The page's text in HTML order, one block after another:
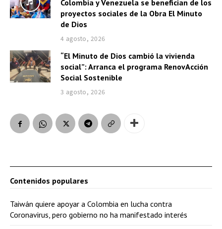
Colombia y Venezuela se benefician de los
proyectos sociales de la Obra El Minuto
de Dios
4 agosto, 2026
“El Minuto de Dios cambió la vivienda
social”: Arranca el programa RenovAcción
Social Sostenible
3 agosto, 2026
Contenidos populares
Taiwán quiere apoyar a Colombia en lucha contra
Coronavirus, pero gobierno no ha manifestado interés